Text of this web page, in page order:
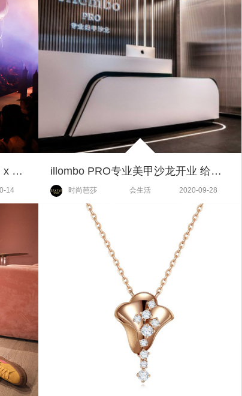
艺术时尚跨界联名 | TUYUE涂月 x 艺术家王璜生
14
illombo PRO专业美甲沙龙开业 给双手带来别样艺术“SPA”
时尚芭莎 会生活 2020-09-28